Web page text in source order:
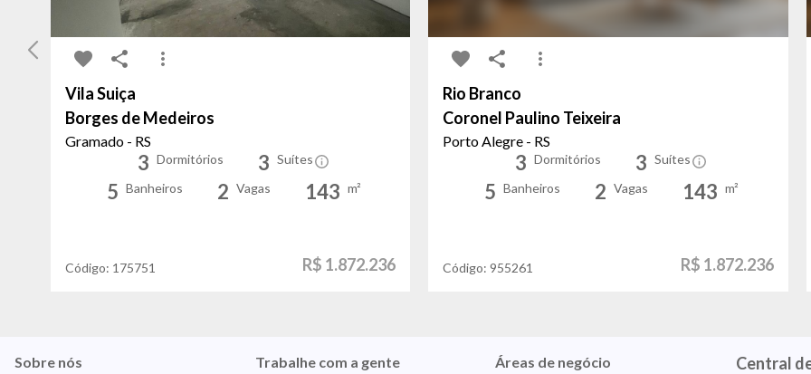
Vila Suiça
Borges de Medeiros
Gramado - RS
3 Dormitórios 3 Suítes
5 Banheiros 2 Vagas 143 m²
Código: 175751 R$ 1.872.236
Rio Branco
Coronel Paulino Teixeira
Porto Alegre - RS
3 Dormitórios 3 Suítes
5 Banheiros 2 Vagas 143 m²
Código:955261 R$ 1.872.236
Sobre nós
Trabalhe com a gente
Áreas de negócio
Central